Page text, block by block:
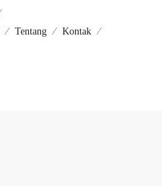
Tentang
Kontak